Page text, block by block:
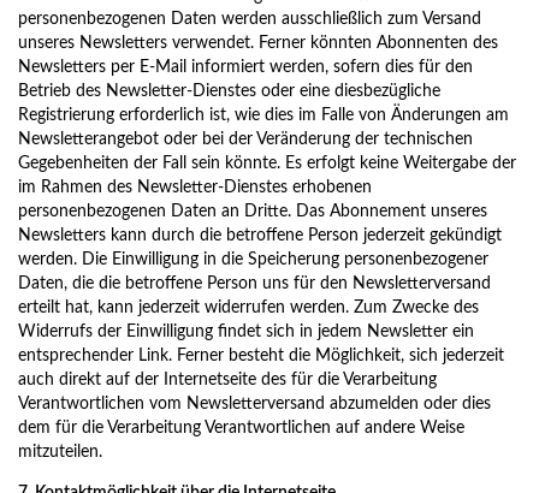
personenbezogenen Daten werden ausschließlich zum Versand
unseres Newsletters verwendet. Ferner könnten Abonnenten des
Newsletters per E-Mail informiert werden, sofern dies für den
Betrieb des Newsletter-Dienstes oder eine diesbezügliche
Registrierung erforderlich ist, wie dies im Falle von Änderungen am
Newsletterangebot oder bei der Veränderung der technischen
Gegebenheiten der Fall sein könnte. Es erfolgt keine Weitergabe der
im Rahmen des Newsletter-Dienstes erhobenen
personenbezogenen Daten an Dritte. Das Abonnement unseres
Newsletters kann durch die betroffene Person jederzeit gekündigt
werden. Die Einwilligung in die Speicherung personenbezogener
Daten, die die betroffene Person uns für den Newsletterversand
erteilt hat, kann jederzeit widerrufen werden. Zum Zwecke des
Widerrufs der Einwilligung findet sich in jedem Newsletter ein
entsprechender Link. Ferner besteht die Möglichkeit, sich jederzeit
auch direkt auf der Internetseite des für die Verarbeitung
Verantwortlichen vom Newsletterversand abzumelden oder dies
dem für die Verarbeitung Verantwortlichen auf andere Weise
mitzuteilen.